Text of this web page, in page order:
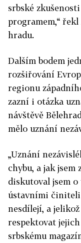
srbské
programem,“ řekl
hradu.
Dalším bodem
rozšiřování
regionu
zazní i otázka
návštěvě
mělo uznání
„Uznání
chybu, a jak jsem
diskutoval jsem
ústavními činiteli
nesdílejí, a
respektovat
srbskému